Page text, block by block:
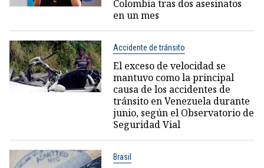
Colombia tras dos asesinatos
en un mes
Accidente de tránsito
El exceso de velocidad se
mantuvo como la principal
causa de los accidentes de
tránsito en Venezuela durante
junio, según el Observatorio de
Seguridad Vial
Brasil